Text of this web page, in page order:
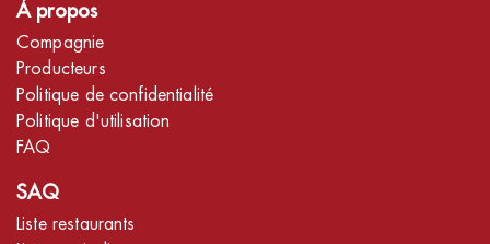
À propos
Compagnie
Producteurs
Politique de confidentialité
Politique d'utilisation
FAQ
SAQ
Liste restaurants